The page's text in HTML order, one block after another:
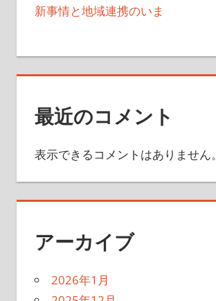
新事情と地域連携のいま
最近のコメント
表示できるコメントはありません。
アーカイブ
2026年1月